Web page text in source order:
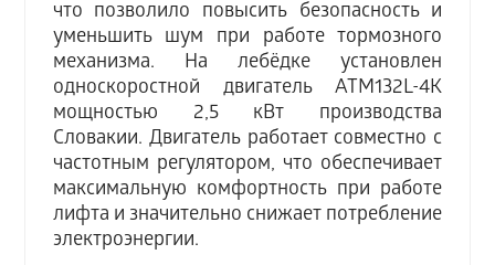
что позволило повысить безопасность и
уменьшить шум при работе тормозного
механизма. На лебёдке установлен
односкоростной двигатель АТМ132L-4K
мощностью 2,5 кВт производства
Словакии. Двигатель работает совместно с
частотным регулятором, что обеспечивает
максимальную комфортность при работе
лифта и значительно снижает потребление
электроэнергии.